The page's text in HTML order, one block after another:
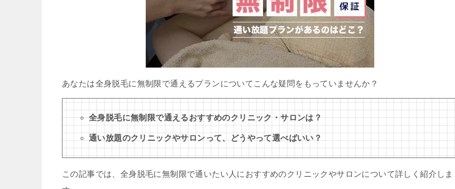
あなたは全身脱毛に無制限で通えるプランについてこんな疑問をもっていませんか？
全身脱毛に無制限で通えるおすすめのクリニック・サロンは？
通い放題のクリニックやサロンって、どうやって選べばいい？
この記事では、全身脱毛に無制限で通いたい人におすすめのクリニックやサロンについて詳しく紹介しま